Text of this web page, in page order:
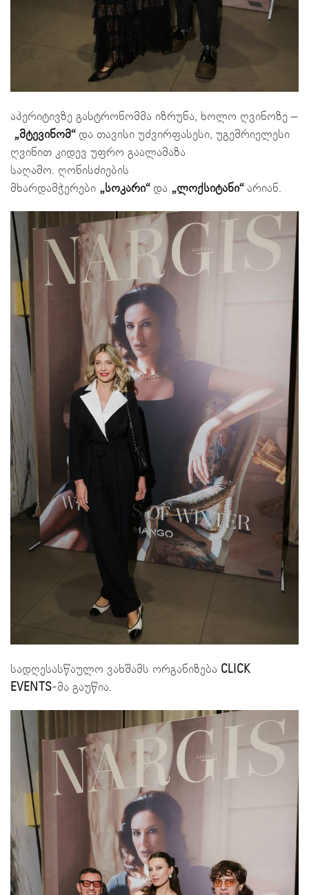
აპერიტივზე გასტრონომმა იზრუნა, ხოლო ღვინოზე –
„მტევინომ“და თავისი უძვირფასესი, უგემრიელესი
ღვინით კიდევ უფრო გაალამაზა
საღამო. ღონისძიების
მხარდამჭერები „სოკარი“ და „ლოქსიტანი“არიან.
სადღესასწაულო ვახშამს ორგანიზება CLICK
EVENTS-მა გაუწია.